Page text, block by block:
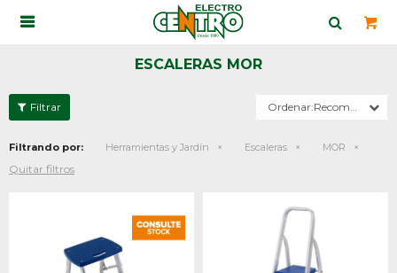

ESCALERAS MOR
Recomendados
Filtrando por: Herramientas y Jardín Escaleras MOR
Quitar filtros